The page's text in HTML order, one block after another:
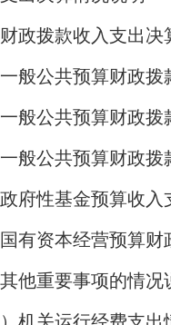
政拨款收入支出决
般公共预算财政拨
般公共预算财政拨
般公共预算财政拨
府性基金预算收入
有资本经营预算
他重要事项的情况